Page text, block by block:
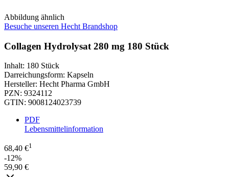
Abbildung ähnlich
Besuche unseren Hecht Brandshop
Collagen Hydrolysat 280 mg 180 Stück
Inhalt: 180 Stück
Darreichungsform: Kapseln
Hersteller: Hecht Pharma GmbH
PZN: 9324112
GTIN: 9008124023739
PDF
Lebensmittelinformation
68,40 €1
-12%
59,90 €